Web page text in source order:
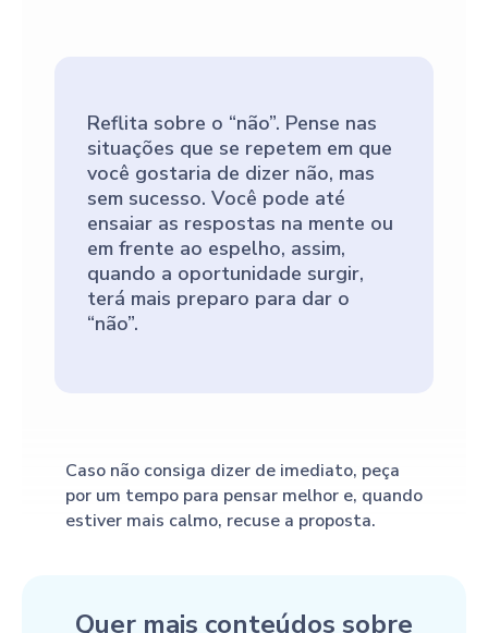
Reflita sobre o “não”. Pense nas
situações que se repetem em que
você gostaria de dizer não, mas
sem sucesso. Você pode até
ensaiar as respostas na mente ou
em frente ao espelho, assim,
quando a oportunidade surgir,
terá mais preparo para dar o
“não”.
Caso não consiga dizer de imediato, peça
por um tempo para pensar melhor e, quando
estiver mais calmo, recuse a proposta.
Quer mais conteúdos sobre